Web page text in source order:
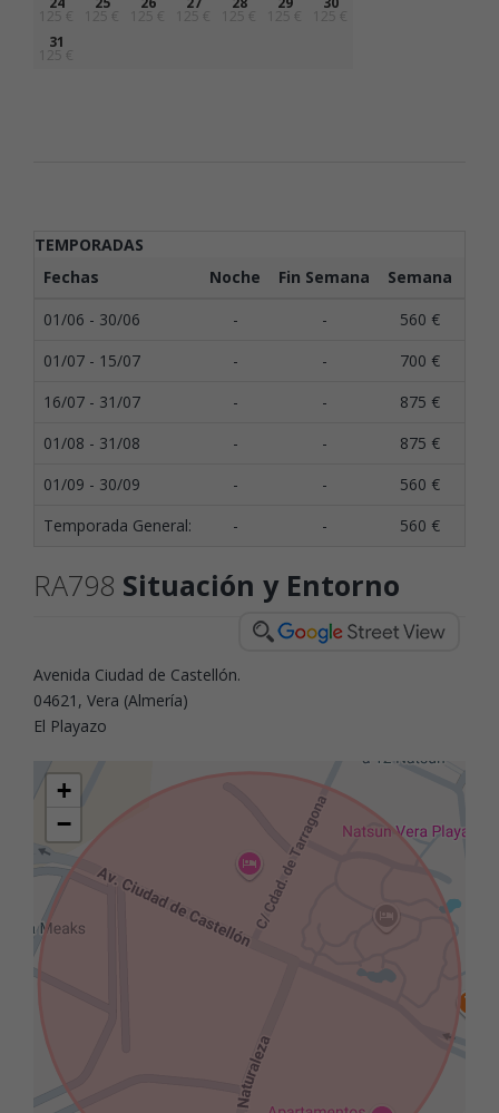
125 € 125 € 125 € 125 € 125 € 125 €
125 €
31
125 €
TEMPORADAS
Fechas
Noche Fin Semana Semana
01/06 - 30/06
- - 560 €
01/07 - 15/07
- - 700 €
16/07 - 31/07
- - 875 €
01/08 - 31/08
- - 875 €
01/09 - 30/09
- - 560 €
Temporada General:
- - 560 €
RA798 Situación y Entorno
Avenida Ciudad de Castellón.
04621, Vera (Almería)
El Playazo
+
−